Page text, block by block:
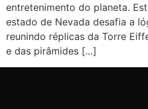
entretenimento do planeta.
estado de Nevada desafia a
reunindo réplicas da Torre
e das pirâmides […]